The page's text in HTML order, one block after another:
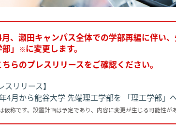
、瀬田キャンパス全体での学部再編に伴い
」
※に変更します。
らのプレスリリースをご確認ください。
スリリース】
4月から龍谷大学 先端理工学部を 「理工学部」
称です。設置計画は予定であり、内容に変更が生じる可能性があ